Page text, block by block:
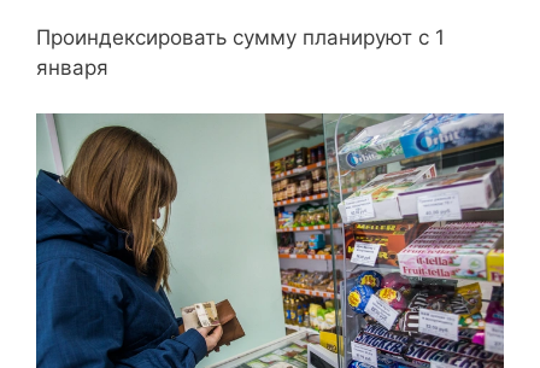
Проиндексировать сумму планируют с 1
января